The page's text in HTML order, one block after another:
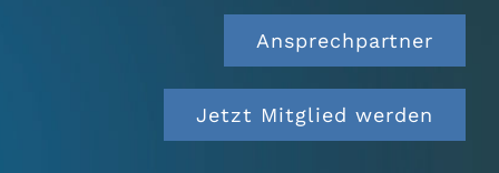
Ansprechpartner
Jetzt Mitglied werden